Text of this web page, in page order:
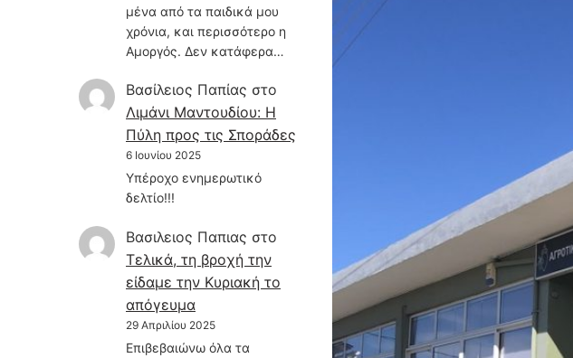
μένα από τα παιδικά μου
χρόνια, και περισσότερο η
Αμοργός. Δεν κατάφερα…
Βασίλειος Παπίας στο
Λιμάνι Μαντουδίου: Η
Πύλη προς τις Σποράδες
6 Ιουνίου 2025
Υπέροχο ενημερωτικό
δελτίο!!!
Βασιλειος Παπιας στο
Τελικά, τη βροχή την
είδαμε την Κυριακή το
απόγευμα
29 Απριλίου 2025
Επιβεβαιώνω όλα τα